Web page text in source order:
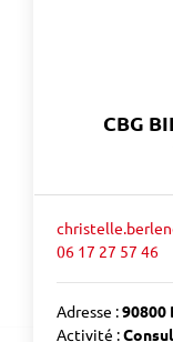
CBG
06 17 27 57 46
Adresse :90800
Activité :